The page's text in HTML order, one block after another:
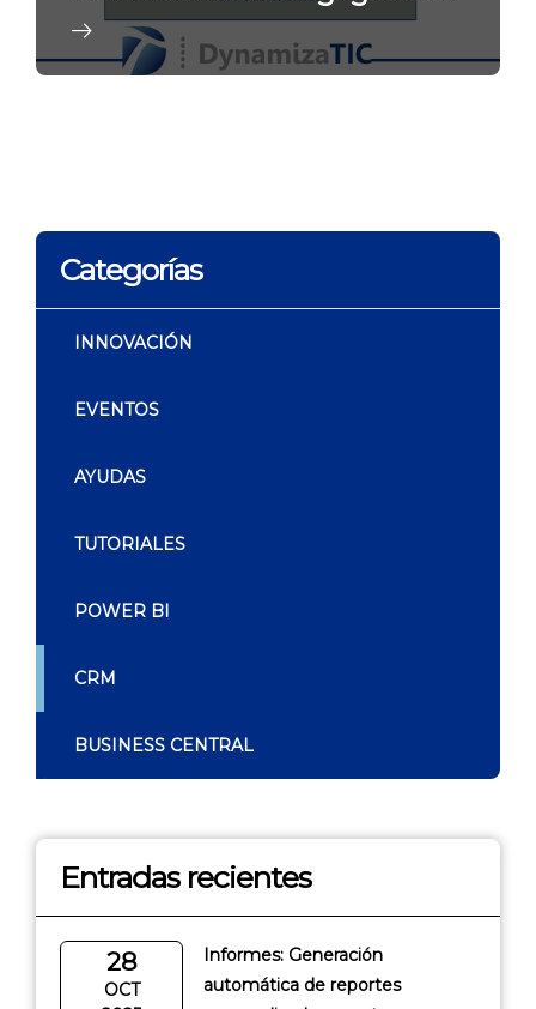
Categorías
INNOVACIÓN
EVENTOS
AYUDAS
TUTORIALES
POWER BI
CRM
BUSINESS CENTRAL
Entradas recientes
28
OCT
Informes: Generación
automática de reportes